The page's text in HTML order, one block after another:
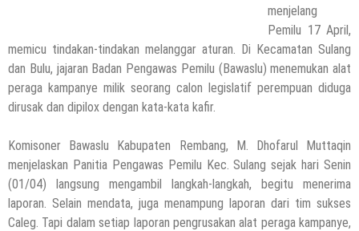
menjelang
Pemilu 17 April,
memicu tindakan-tindakan melanggar aturan. Di Kecamatan Sulang
dan Bulu, jajaran Badan Pengawas Pemilu (Bawaslu) menemukan alat
peraga kampanye milik seorang calon legislatif perempuan diduga
dirusak dan dipilox dengan kata-kata kafir.
Komisoner Bawaslu Kabupaten Rembang, M. Dhofarul Muttaqin
menjelaskan Panitia Pengawas Pemilu Kec. Sulang sejak hari Senin
(01/04) langsung mengambil langkah-langkah, begitu menerima
laporan. Selain mendata, juga menampung laporan dari tim sukses
Caleg. Tapi dalam setiap laporan pengrusakan alat peraga kampanye,